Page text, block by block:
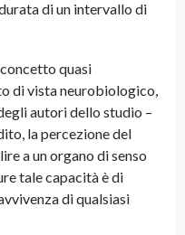
di un intervallo di
quasi
di vista neurobiologico,
autori dello studio –
la percezione del
a un organo di senso
tale capacità è di
di qualsiasi